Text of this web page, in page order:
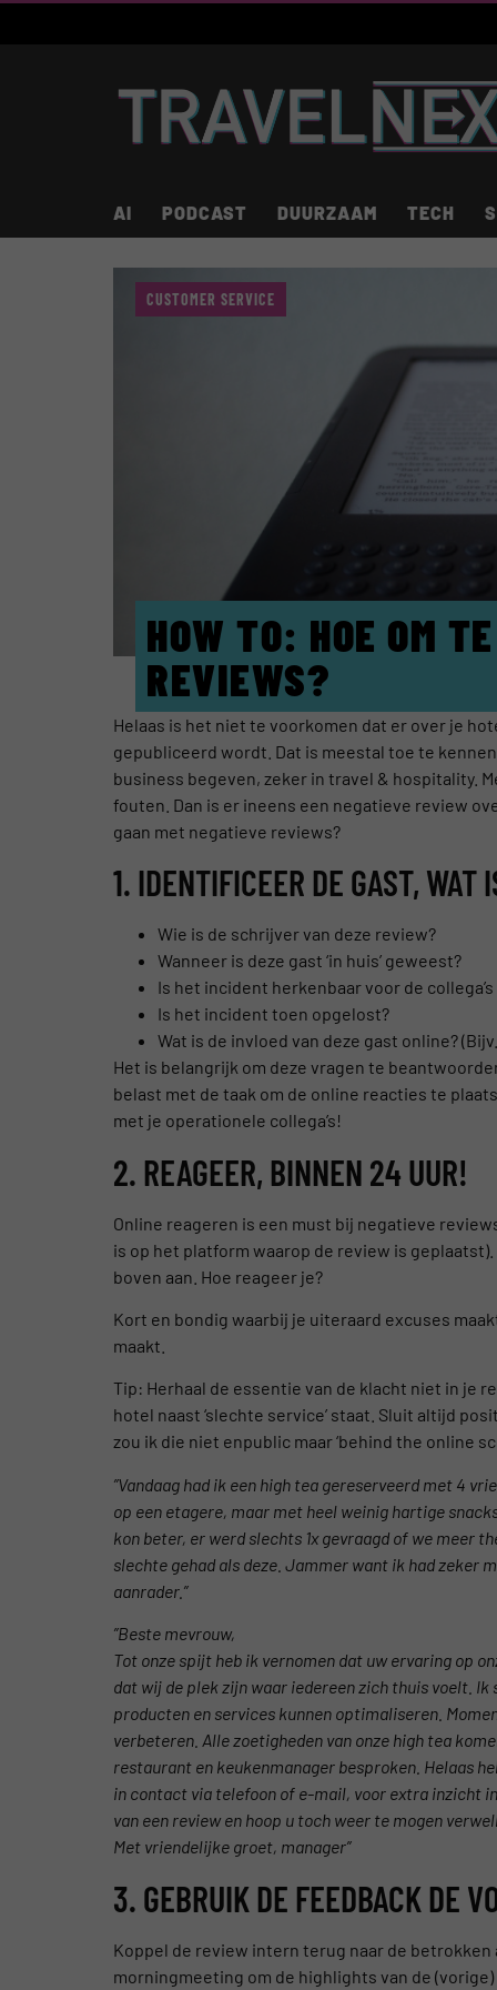
AI PODCAST DUURZAAM TECH
HOW TO: HOE OM
REVIEWS?
CUSTOMER SERVICE
Helaas is het niet te voorkomen dat er over je
gepubliceerd wordt. Dat is meestal toe te
business begeven, zeker in travel & hospitality.
fouten. Dan is er ineens een negatieve review
gaan met negatieve reviews?
1. IDENTIFICEER DE GAST, WAT
Wie is de schrijver van deze review?
Wanneer is deze gast ‘in huis’ geweest?
Is het incident herkenbaar voor de
Is het incident toen opgelost?
Wat is de invloed van deze gast online?
Het is belangrijk om deze vragen te
belast met de taak om de online reacties te
met je operationele collega’s!
2. REAGEER, BINNEN 24 UUR!
Online reageren is een must bij negatieve
is op het platform waarop de review is
boven aan. Hoe reageer je?
Kort en bondig waarbij je uiteraard excuses
maakt.
Tip: Herhaal de essentie van de klacht niet in je
hotel naast ‘slechte service’ staat. Sluit altijd
zou ik die niet enpublic maar ‘behind the online
”Vandaag had ik een high tea gereserveerd met 4
op een etagere, maar met heel weinig hartige
kon beter, er werd slechts 1x gevraagd of we meer
slechte gehad als deze. Jammer want ik had zeker
aanrader.”
”Beste mevrouw,
Tot onze spijt heb ik vernomen dat uw ervaring op
dat wij de plek zijn waar iedereen zich thuis voelt.
producten en services kunnen optimaliseren.
verbeteren. Alle zoetigheden van onze high tea
restaurant en keukenmanager besproken. Helaas
in contact via telefoon of e-mail, voor extra inzicht
van een review en hoop u toch weer te mogen
Met vriendelijke groet, manager”
3. GEBRUIK DE FEEDBACK DE
Koppel de review intern terug naar de
morningmeeting om de highlights van de